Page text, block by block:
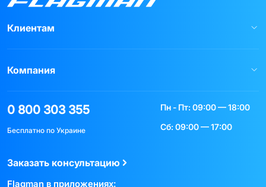
Клиентам
Компания
0 800 303 355
Бесплатно по Украине
Пн - Пт: 09:00 — 18:00
Сб: 09:00 — 17:00
Заказать консультацию
Flagman в приложениях: